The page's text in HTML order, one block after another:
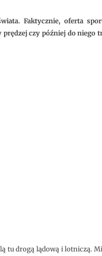
góry
i
tłumy
turystów
Faktycznie, oferta
czy później do niego
drogą lądową i lotniczą.